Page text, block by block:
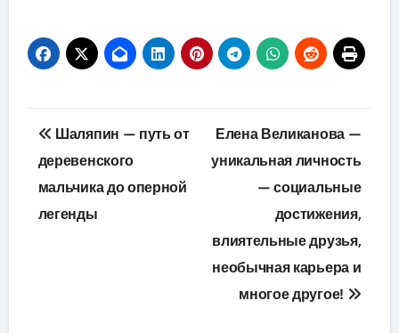
Навигация
по
записям
Шаляпин — путь от
деревенского
мальчика до оперной
легенды
Елена Великанова —
уникальная личность
— социальные
достижения,
влиятельные друзья,
необычная карьера и
многое другое!